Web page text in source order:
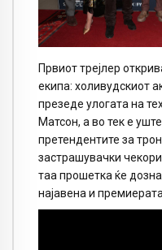
Првиот трејлер
екипа: холивудскиот
презеде улогата на
Матсон, а во тек е
претендентите за
застрашувачки
таа прошетка ќе
најавена и